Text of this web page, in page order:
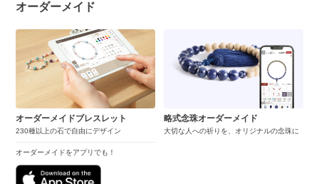
オーダーメイド
オーダーメイドブレスレット
230種以上の石で自由にデザイン
オーダーメイドをアプリでも！
略式念珠オーダーメイド
大切な人への祈りを、オリジナルの念珠に